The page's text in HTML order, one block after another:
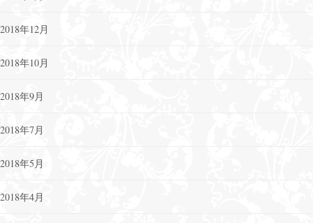
2018年12月
2018年10月
2018年9月
2018年7月
2018年5月
2018年4月